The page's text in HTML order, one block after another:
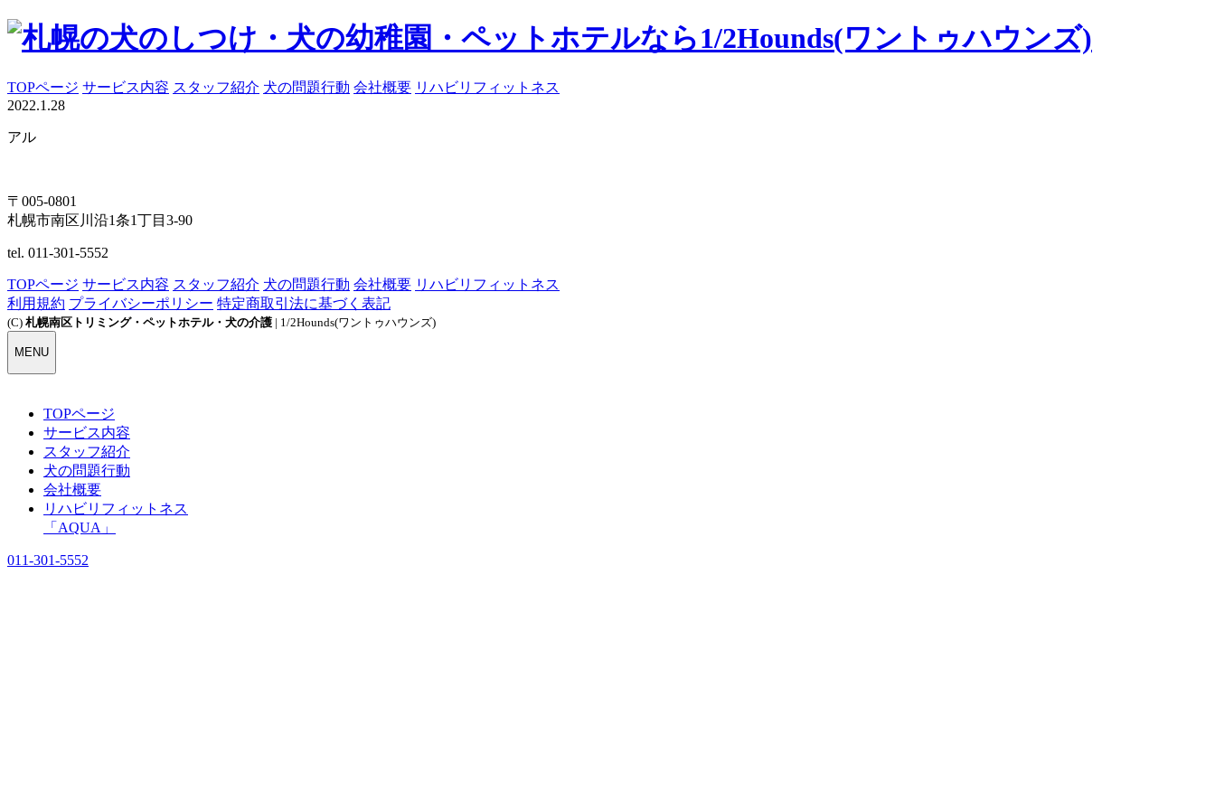
TOPページ サービス内容 スタッフ紹介 犬の問題行動 会社概要 リハビリフィットネス
2022.1.28
アル
〒005-0801
札幌市南区川沿1条1丁目3-90
tel. 011-301-5552
TOPページ サービス内容 スタッフ紹介 犬の問題行動 会社概要 リハビリフィットネス
利用規約 プライバシーポリシー 特定商取引法に基づく表記
(C) 札幌南区トリミング・ペットホテル・犬の介護 | 1/2Hounds(ワントゥハウンズ)
MENU
TOPページ
サービス内容
スタッフ紹介
犬の問題行動
会社概要
リハビリフィットネス
「AQUA」
011-301-5552